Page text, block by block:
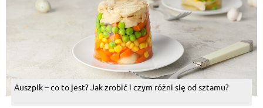
Auszpik – co to jest? Jak zrobić i czym różni się od sztamu?